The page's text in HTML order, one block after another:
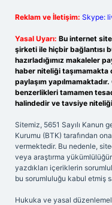
Reklam ve İletişim: Skype:
Yasal Uyarı: Bu internet
şirketi ile hiçbir bağlantısı
hazırladığımız makaleler
haber niteliği taşımamakta
paylaşım
benzerlikleri tamamen
halindedir ve tavsiye
Sitemiz, 5651 Sayılı Kanun
Kurumu (BTK) tarafından
vermektedir. Bu nedenle,
veya araştırma
yazdıkları içeriklerin
bu sorumluluğu kabul etmiş
Hukuka ve yasal